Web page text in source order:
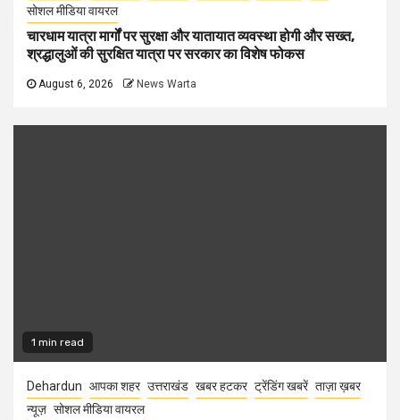
सोशल मीडिया वायरल
चारधाम यात्रा मार्गों पर सुरक्षा और यातायात व्यवस्था होगी और सख्त,
श्रद्धालुओं की सुरक्षित यात्रा पर सरकार का विशेष फोकस
August 6, 2026 News Warta
1 min read
Dehardun आपका शहर उत्तराखंड खबर हटकर ट्रेंडिंग खबरें ताज़ा ख़बर
न्यूज़ सोशल मीडिया वायरल